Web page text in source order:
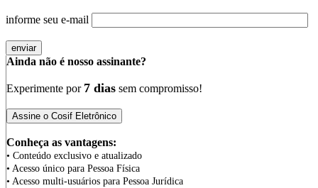
informe seu e-mail
Ainda não é nosso assinante?
Experimente por 7 dias sem compromisso!
Conheça as vantagens:
• Conteúdo exclusivo e atualizado
• Acesso único para Pessoa Física
• Acesso multi-usuários para Pessoa Jurídica